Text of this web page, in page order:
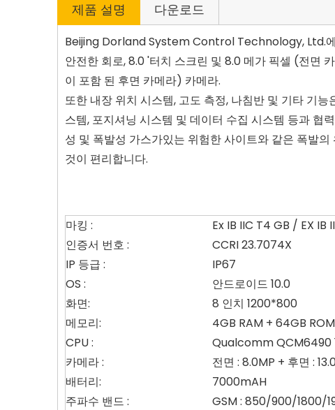
제품 설명 다운로드
Beijing Dorland System Control Technology, Ltd.
안전한 회로, 8.0 '터치 스크린 및 8.0 메가 픽셀 (전면
이 포함 된 후면 카메라) 카메라.
또한 내장 위치 시스템, 고도 측정, 나침반 및 기타 기
스템, 포지셔닝 시스템 및 데이터 수집 시스템 등과 협
성 및 폭발성 가스가있는 위험한 사이트와 같은 폭발
것이 편리합니다.
마킹 :
Ex IB IIC T4 GB / EX IB
인증서 번호 :
CCRI 23.7074X
IP 등급 :
IP67
OS :
안드로이드 10.0
화면:
8 인치 1200*800
메모리:
4GB RAM + 64GB ROM
CPU :
Qualcomm QCM6490
카메라 :
전면 : 8.0MP + 후면 :
배터리:
7000mAH
주파수 밴드 :
GSM : 850/900/1800/